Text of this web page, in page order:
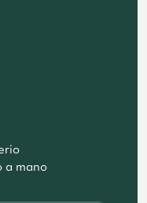
a mano